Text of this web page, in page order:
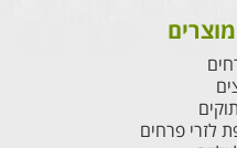
לזרי פרחים